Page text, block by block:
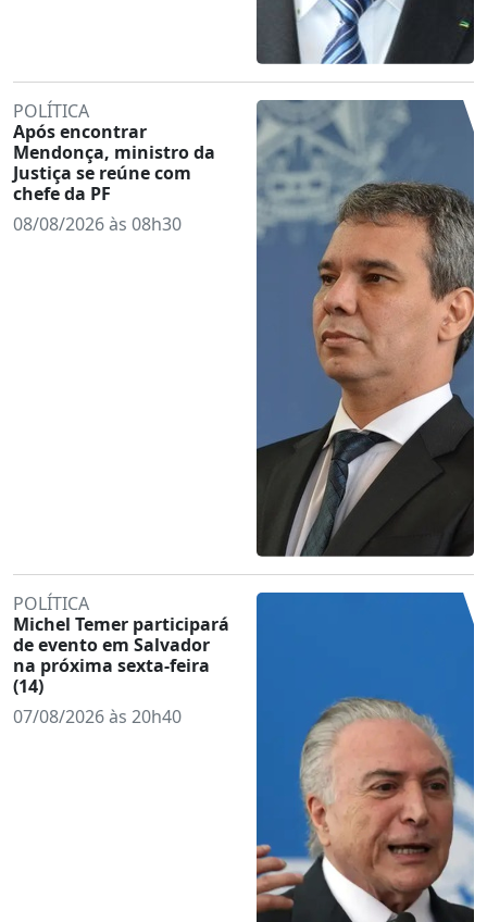
POLÍTICA
Após encontrar
Mendonça, ministro da
Justiça se reúne com
chefe da PF
08/08/2026 às 08h30
POLÍTICA
Michel Temer participará
de evento em Salvador
na próxima sexta-feira
(14)
07/08/2026 às 20h40